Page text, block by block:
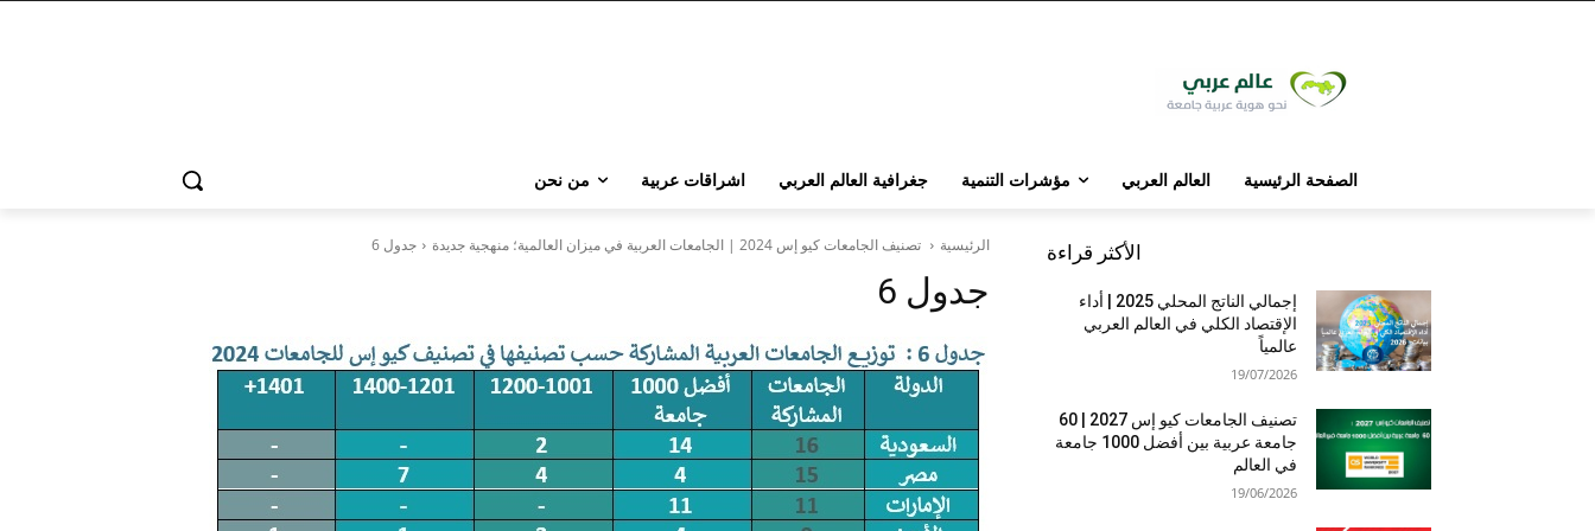
الصفحة الرئيسية العالم العربي مؤشرات التنمية جغرافية العالم العربي اشراقات عربية من نحن
الرئيسية تصنيف الجامعات كيو إس 2024 | الجامعات العربية في ميزان العالمية؛ منهجية جديدة جدول 6
جدول 6
الأكثر قراءة
إجمالي الناتج المحلي 2025 | أداء
الإقتصاد الكلي في العالم العربي
عالمياً
19/07/2026
تصنيف الجامعات كيو إس 2027 | 60
جامعة عربية بين أفضل 1000 جامعة
في العالم
19/06/2026